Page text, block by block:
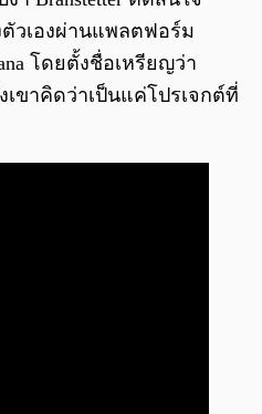
วเองผ่านแพลตฟอร์ม
โดยตั้งชื่อเหรียญว่า
เขาคิดว่าเป็นแค่โปรเจกต์ที่